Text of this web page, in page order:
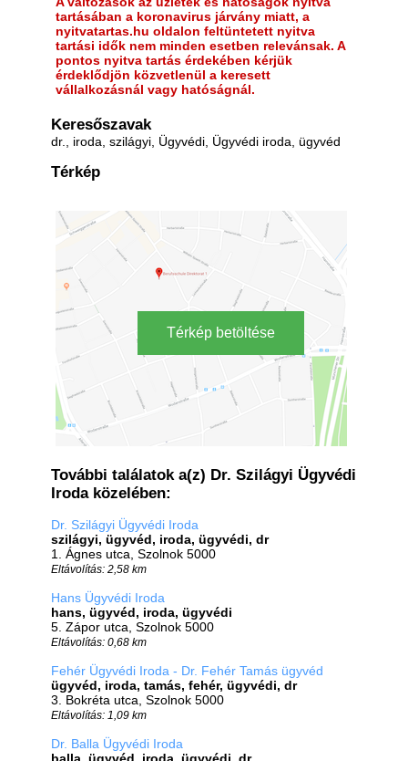
tartásában a koronavirus járvány miatt, a
nyitvatartas.hu oldalon feltüntetett nyitva
tartási idők nem minden esetben relevánsak. A
pontos nyitva tartás érdekében kérjük
érdeklődjön közvetlenül a keresett
vállalkozásnál vagy hatóságnál.
Keresőszavak
dr., iroda, szilágyi, Ügyvédi, Ügyvédi iroda, ügyvéd
Térkép
Térkép betöltése
További találatok a(z) Dr. Szilágyi Ügyvédi
Iroda közelében:
Dr. Szilágyi Ügyvédi Iroda
szilágyi, ügyvéd, iroda, ügyvédi, dr
1. Ágnes utca, Szolnok 5000
Eltávolítás: 2,58 km
Hans Ügyvédi Iroda
hans, ügyvéd, iroda, ügyvédi
5. Zápor utca, Szolnok 5000
Eltávolítás: 0,68 km
Fehér Ügyvédi Iroda - Dr. Fehér Tamás ügyvéd
ügyvéd, iroda, tamás, fehér, ügyvédi, dr
3. Bokréta utca, Szolnok 5000
Eltávolítás: 1,09 km
Dr. Balla Ügyvédi Iroda